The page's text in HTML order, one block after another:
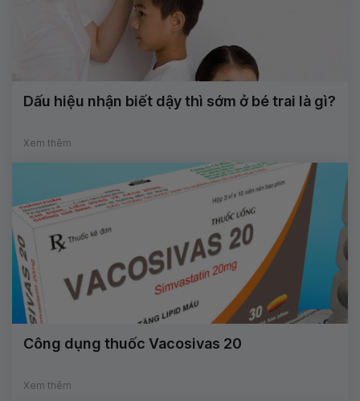
Dấu hiệu nhận biết dậy thì sớm ở bé trai là gì?
Xem thêm
Công dụng thuốc Vacosivas 20
Xem thêm